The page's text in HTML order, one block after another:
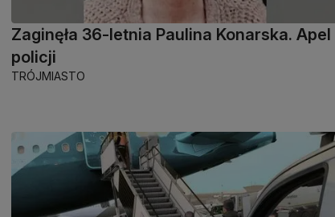
Zaginęła 36-letnia Paulina Konarska. Apel
policji
TRÓJMIASTO